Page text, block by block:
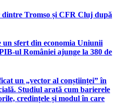
Tromso și CFR Cluj după
un sfert din economia Uniunii
ul României ajunge la 380 de
un „vector al conștiinței” în
Studiul arată cum barierele
credințele și modul în care